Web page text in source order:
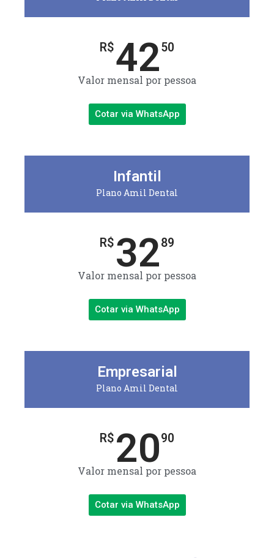
R$4250
Valor mensal por pessoa
Cotar via WhatsApp
Infantil
Plano Amil Dental
R$ 3289
Valor mensal por pessoa
Cotar via WhatsApp
Empresarial
Plano Amil Dental
R$ 2090
Valor mensal por pessoa
Cotar via WhatsApp